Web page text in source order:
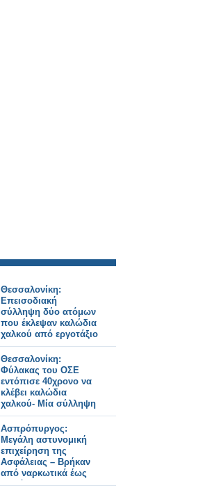
Θεσσαλονίκη:
Επεισοδιακή
σύλληψη δύο ατόμων
που έκλεψαν καλώδια
χαλκού από εργοτάξιο
του ΟΣΕ.
Θεσσαλονίκη:
Φύλακας του ΟΣΕ
εντόπισε 40χρονο να
κλέβει καλώδια
χαλκού- Μία σύλληψη
Ασπρόπυργος:
Μεγάλη αστυνομική
επιχείρηση της
Ασφάλειας – Βρήκαν
από ναρκωτικά έως
υλικό του ΟΣΕ